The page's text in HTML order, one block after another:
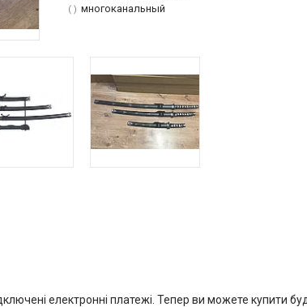
многоканальный
електронні платежі. Тепер ви можете купити